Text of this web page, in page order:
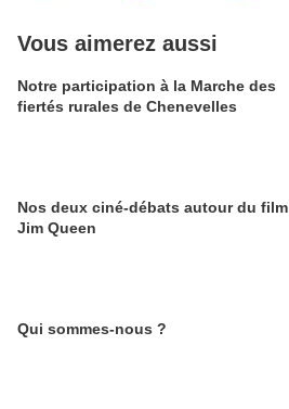
Vous aimerez aussi
Notre participation à la Marche des
fiertés rurales de Chenevelles
Nos deux ciné-débats autour du film
Jim Queen
Qui sommes-nous ?